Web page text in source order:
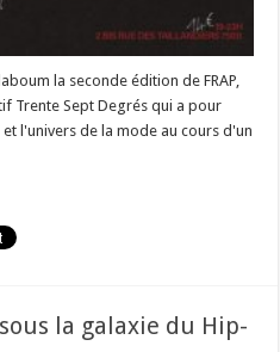
la seconde édition de FRAP,
Trente Sept Degrés qui a pour
l'univers de la mode au cours d'un
la galaxie du Hip-